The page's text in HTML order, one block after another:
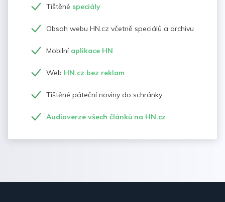
Tištěné speciály
Obsah webu HN.cz včetně speciálů a archivu
Mobilní aplikace HN
Web HN.cz bez reklam
Tištěné páteční noviny do schránky
Audioverze všech článků na HN.cz